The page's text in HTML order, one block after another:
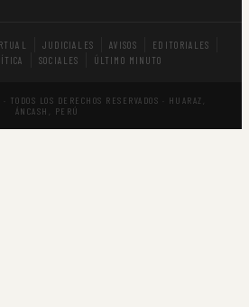
JUDICIALES AVISOS
EDITORIALES
SOCIALES ÚLTIMO MINUTO
LOS DERECHOS RESERVADOS · HUARAZ,
ÁNCASH, PERÚ